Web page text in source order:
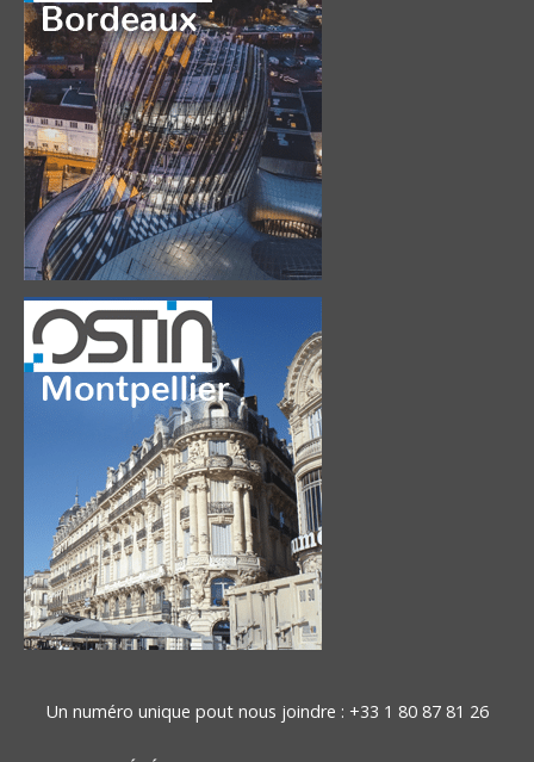
Un numéro unique pout nous joindre : +33 1 80 87 81 26